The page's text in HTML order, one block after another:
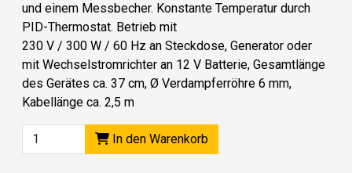
und einem Messbecher. Konstante Temperatur durch
PID-Thermostat. Betrieb mit
230 V / 300 W / 60 Hz an Steckdose, Generator oder
mit Wechselstromrichter an 12 V Batterie, Gesamtlänge
des Gerätes ca. 37 cm, Ø Verdampferröhre 6 mm,
Kabellänge ca. 2,5 m
In den Warenkorb